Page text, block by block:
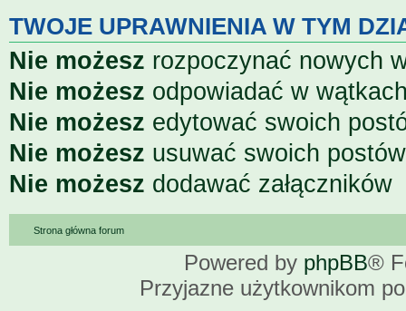
TWOJE UPRAWNIENIA W TYM
Nie możesz rozpoczynać nowych
Nie możesz odpowiadać w
Nie możesz edytować swoich
Nie możesz usuwać swoich postów
Nie możesz dodawać załączników
Strona główna forum
Powered by phpBB®
Przyjazne użytkownikom